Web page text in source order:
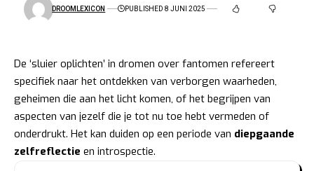
DROOMLEXICON PUBLISHED 8 JUNI 2025
De ‘sluier oplichten’ in dromen over fantomen refereert
specifiek naar het ontdekken van verborgen waarheden,
geheimen die aan het licht komen, of het begrijpen van
aspecten van jezelf die je tot nu toe hebt vermeden of
onderdrukt. Het kan duiden op een periode van diepgaande
zelfreflectie en introspectie.